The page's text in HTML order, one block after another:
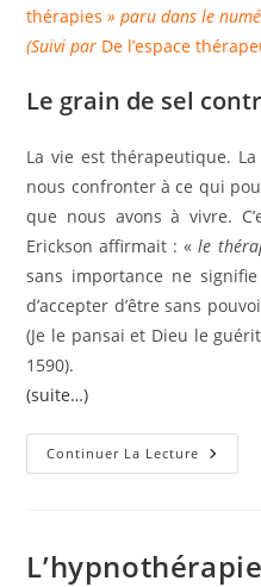
thérapies » paru dans le
(Suivi par De l’espace
Le grain de sel
La vie est thérapeutique.
nous confronter à ce qui
que nous avons à vivre.
Erickson affirmait : «le
sans importance ne
d’accepter d’être sans
(Je le pansai et Dieu le
1590).
(suite…)
Continuer La Lecture La